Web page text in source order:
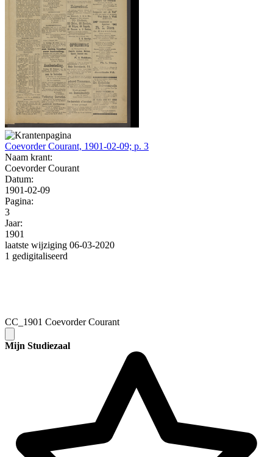
Coevorder Courant, 1901-02-09; p. 3
Naam krant:
Coevorder Courant
Datum:
1901-02-09
Pagina:
3
Jaar:
1901
laatste wijziging 06-03-2020
1 gedigitaliseerd
CC_1901 Coevorder Courant
Mijn Studiezaal